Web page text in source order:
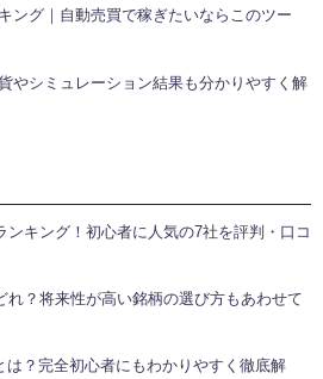
ング｜自動売買で稼ぎたいならこのツー
やシミュレーション結果も分かりやすく解
ンキング！初心者に人気の7社を評判・口コ
れ？将来性が高い銘柄の選び方もあわせて
は？完全初心者にもわかりやすく徹底解